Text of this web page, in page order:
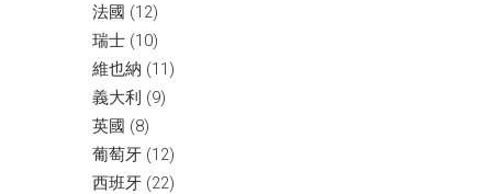
法國 (12)
瑞士 (10)
維也納 (11)
義大利 (9)
英國 (8)
葡萄牙 (12)
西班牙 (22)